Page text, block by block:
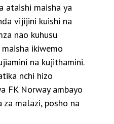
ataishi maisha ya
vijijini kuishi na
nao kuhusu
ikiwemo
na kujithamini.
nchi hizo
FK Norway ambayo
malazi, posho na